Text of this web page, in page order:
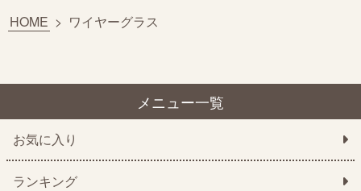
HOME > ワイヤーグラス
メニュー一覧
お気に入り
ランキング